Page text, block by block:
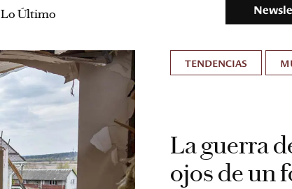
Lo Último
TENDENCIAS
La guerra
ojos de un